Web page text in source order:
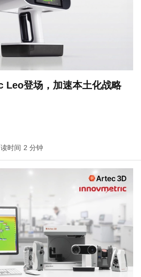
Leo登场，加速本土化战略
时间 2 分钟